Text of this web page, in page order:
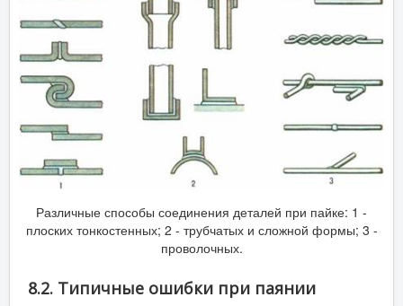
Различные способы соединения деталей при пайке: 1 -
плоских тонкостенных; 2 - трубчатых и сложной формы; 3 -
проволочных.
8.2. Типичные ошибки при паянии